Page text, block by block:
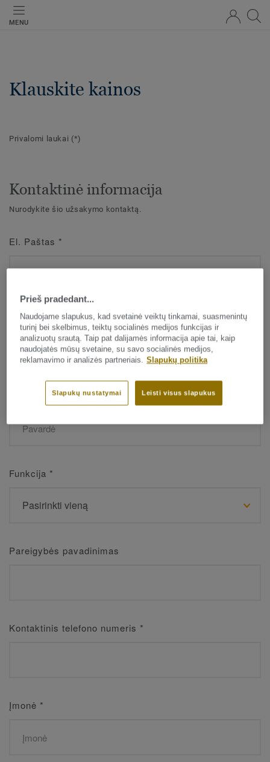
MENU
Klauskite kainos
Privalomi laukai (*)
Kontaktinė informacija
Nurodykite šio užsakymo kontaktą.
El. Paštas *
Vardas*
*
Funkcija *
Pareigybės pavadinimas
Kontaktinis telefono numeris *
Įmonė *
Prieš pradedant...
Naudojame slapukus, kad svetainė veiktų tinkamai, suasmenintų
turinį bei skelbimus, teiktų socialinės medijos funkcijas ir
analizuotų srautą. Taip pat dalijamės informacija apie tai, kaip
naudojatės mūsų svetaine, su savo socialinės medijos,
reklamavimo ir analizės partneriais. Slapukų politika
Leisti visus slapukus
Slapukų nustatymai